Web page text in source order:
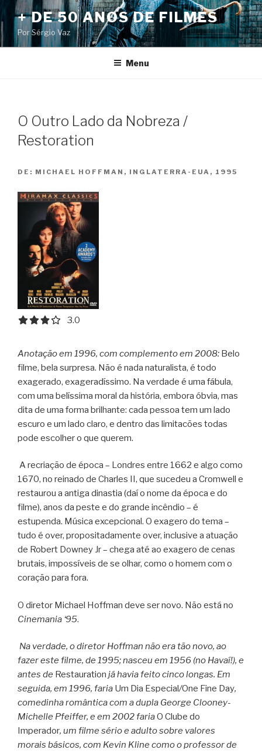
Pular
para
o
conteúdo
+ DE 50 ANOS DE FILMES
Por Sérgio Vaz
Menu
O Outro Lado da Nobreza /
Restoration
DE: MICHAEL HOFFMAN, INGLATERRA-EUA, 1995
3.0 out of 5.0 stars
3.0
Anotação em 1996, com complemento em 2008: Belo
filme, bela surpresa. Não é nada naturalista, é todo
exagerado, exageradíssimo. Na verdade é uma fábula,
com uma belíssima moral da história, embora óbvia, mas
dita de uma forma brilhante: cada pessoa tem um lado
escuro e um lado claro, e dentro das limitacões todas
pode escolher o que querem.
A recriação de época – Londres entre 1662 e algo como
1670, no reinado de Charles II, que sucedeu a Cromwell e
restaurou a antiga dinastia (daí o nome da época e do
filme), anos da peste e do grande incêndio – é
estupenda. Música excepcional. O exagero do tema –
tudo é over, propositadamente over, inclusive a atuação
de Robert Downey Jr – chega até ao exagero de cenas
brutais, impossíveis de se olhar, como o homem com o
coração para fora.
O diretor Michael Hoffman deve ser novo. Não está no
Cinemania ‘95.
Na verdade, o diretor Hoffman não era tão novo, ao
fazer este filme, de 1995; nasceu em 1956 (no Havaí!), e
antes de Restauration já havia feito cinco longas. Em
seguida, em 1996, faria Um Dia Especial/One Fine Day,
comedinha romântica com a dupla George Clooney-
Michelle Pfeiffer, e em 2002 fariaO Clube do
Imperador, um filme sério e adulto sobre valores
morais básicos, com Kevin Kline como o professor de